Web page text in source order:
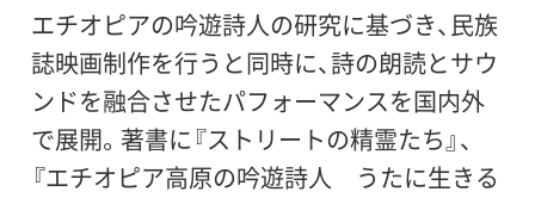
エチオピアの吟遊詩人の研究に基づき、民族
誌映画制作を行うと同時に、詩の朗読とサウ
ンドを融合させたパフォーマンスを国内外
で展開。著書に『ストリートの精霊たち』、
『エチオピア高原の吟遊詩人 うたに生きる